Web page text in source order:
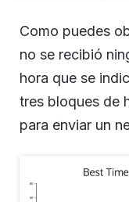
Como puedes
no se recibió
hora que se
tres bloques de
para enviar un